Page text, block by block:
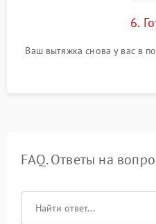
6.
Ваш вытяжка снова у вас в
FAQ. Ответы на